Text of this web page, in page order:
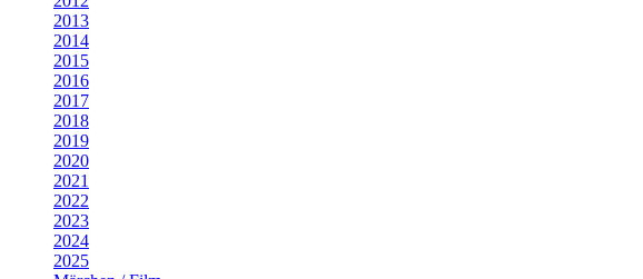
2013
2014
2015
2016
2017
2018
2019
2020
2021
2022
2023
2024
2025